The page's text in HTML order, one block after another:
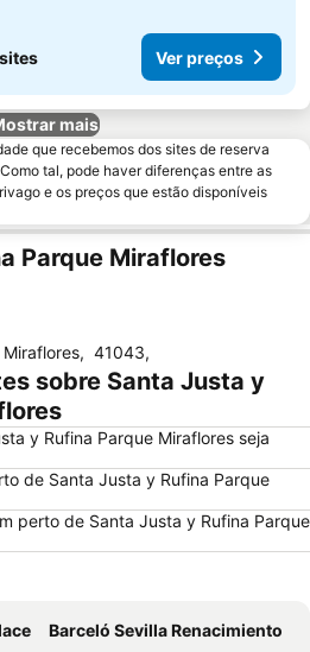
Ver preços
mais
que recebemos dos sites de reserva
tal, pode haver diferenças entre as
e os preços que estão disponíveis
Parque Miraflores
, 41043,
sobre Santa Justa y
y Rufina Parque Miraflores seja
de Santa Justa y Rufina Parque
perto de Santa Justa y Rufina Parque
Barceló Sevilla Renacimiento